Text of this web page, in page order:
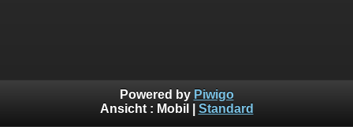
Powered by Piwigo
Ansicht : Mobil Standard